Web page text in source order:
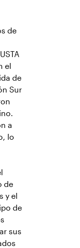
de
el
de
Sur
a
lo
de
y el
de
sus